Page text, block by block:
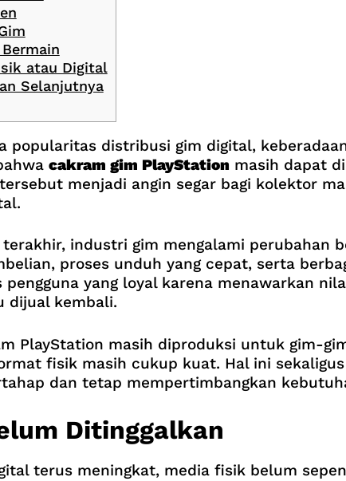
atau Digital
Selanjutnya
popularitas distribusi gim digital,
cakram gim PlayStation masih dapat
menjadi angin segar bagi kolektor
industri gim mengalami perubahan
proses unduh yang cepat, serta
yang loyal karena menawarkan
dijual kembali.
PlayStation masih diproduksi untuk gim-
fisik masih cukup kuat. Hal ini
dan tetap mempertimbangkan
Ditinggalkan
terus meningkat, media fisik belum